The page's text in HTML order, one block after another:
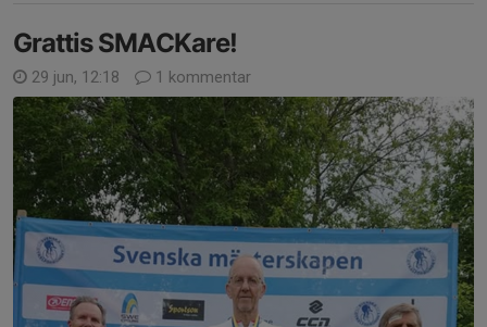
Grattis SMACKare!
29 jun, 12:18 1 kommentar